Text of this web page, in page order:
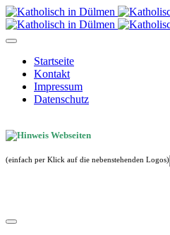
Startseite
Kontakt
Impressum
Datenschutz
(einfach per Klick auf die nebenstehenden Logos)